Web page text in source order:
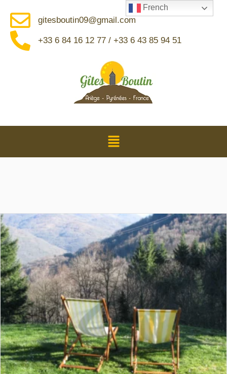
gitesboutin09@gmail.com
+33 6 84 16 12 77 / +33 6 43 85 94 51
French